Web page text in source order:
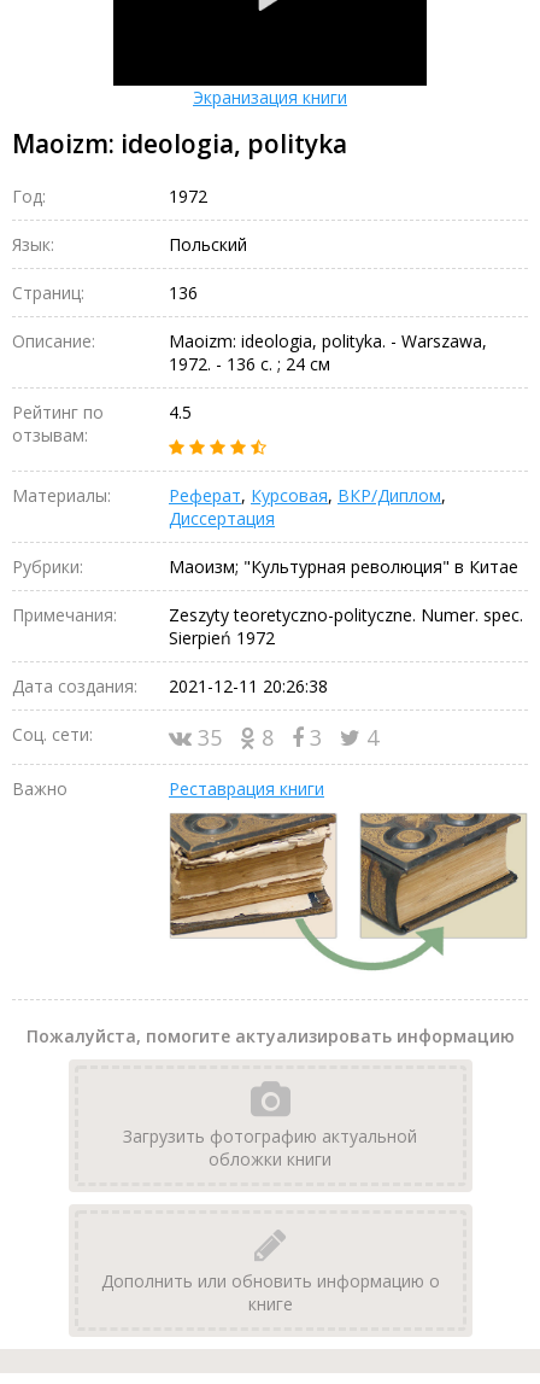
Экранизация книги
Maoizm: ideologia, polityka
Год: 1972
Язык: Польский
Страниц: 136
Описание:
Maoizm: ideologia, polityka. - Warszawa,
1972. - 136 с. ; 24 см
Рейтинг по
отзывам:
4.5
Материалы: Реферат, Курсовая, ВКР/Диплом,
Диссертация
Рубрики: Маоизм; "Культурная революция" в Китае
Примечания:
Zeszyty teoretyczno-polityczne. Numer. spec.
Sierpień 1972
Дата создания: 2021-12-11 20:26:38
Соц. сети: 35 8 3 4
Важно Реставрация книги
Пожалуйста, помогите актуализировать информацию
Загрузить фотографию актуальной
обложки книги
Дополнить или обновить информацию о
книге